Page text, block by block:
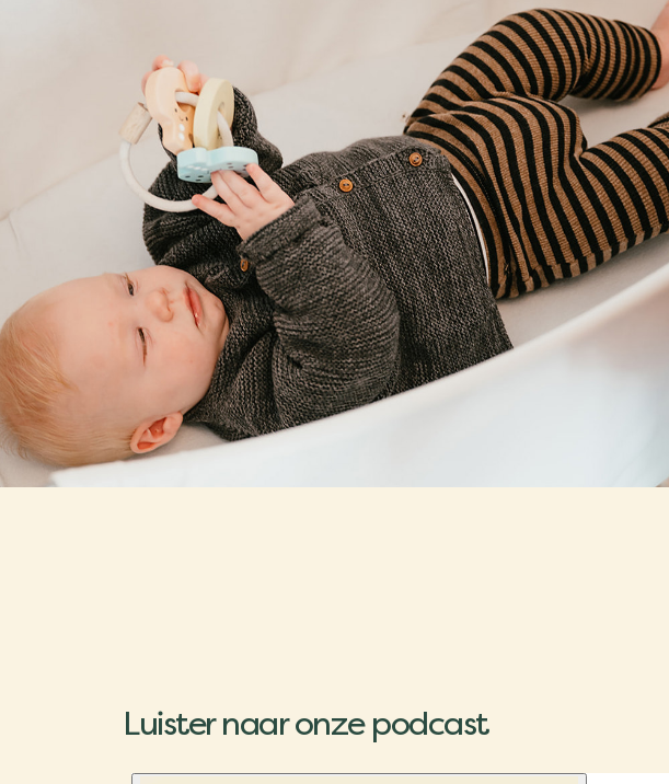
Luister naar onze podcast